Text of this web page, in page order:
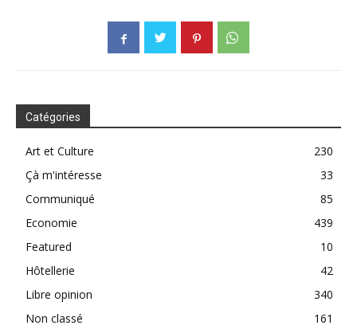
Catégories
Art et Culture
230
Çà m'intéresse
33
Communiqué
85
Economie
439
Featured
10
Hôtellerie
42
Libre opinion
340
Non classé
161